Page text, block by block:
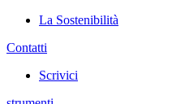
La Sostenibilità
Contatti
Scrivici